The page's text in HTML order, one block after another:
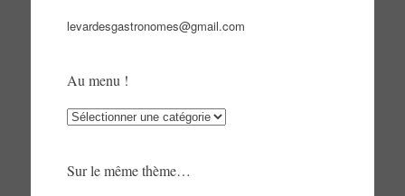
levardesgastronomes@gmail.com
Au menu !
Au
Sur le même thème…